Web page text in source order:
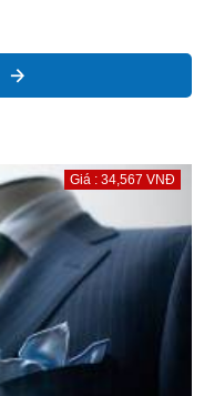
Giá : 34,567 VNĐ